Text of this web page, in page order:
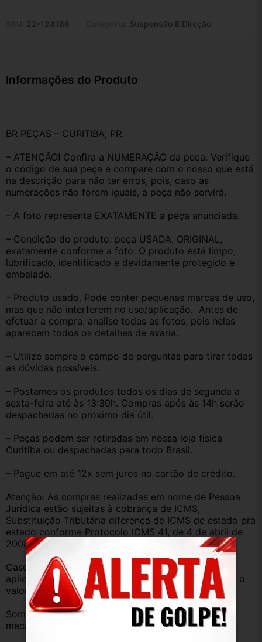
22-124188 Suspensão E Direção
Informações do Produto
BR PEÇAS – CURITIBA, PR.
– ATENÇÃO! Confira a NUMERAÇÃO da peça. Verifique
o código de sua peça e compare com o nosso que está
na descrição para não ter erros, pois, caso as
numerações não forem iguais, a peça não servirá.
– A foto representa EXATAMENTE a peça anunciada.
– Condição do produto: peça USADA, ORIGINAL,
exatamente conforme a foto. O produto está limpo,
lubrificado, identificado e devidamente protegido e
embalado.
– Produto usado. Pode conter pequenas marcas de uso,
mas que não interferem no uso/aplicação.  Antes de
efetuar a compra, analise todas as fotos, pois nelas
aparecem todos os detalhes de avaria.
– Utilize sempre o campo de perguntas para tirar todas
as dúvidas possíveis.
– Postamos os produtos todos os dias de segunda a
sexta-feira até às 13:30h. Compras após às 14h serão
despachadas no próximo dia útil.
– Peças podem ser retiradas em nossa loja física
Curitiba ou despachadas para todo Brasil.
– Pague em até 12x sem juros no cartão de crédito.
Atenção: As compras realizadas em nome de Pessoa
Jurídica estão sujeitas à cobrança de ICMS,
Substituição Tributária diferença de ICMS de estado pra
estado conforme Protocolo ICMS 41, de 4 de abril de
2008.
Caso você tenha dúvidas sobre o percentual a ser
aplicado, nos consulte através do campo perguntas o
valor que será acrescentado.
Somos uma empresa com amplo estoque de peças
mecânica, lataria, acessórios, entre outros.